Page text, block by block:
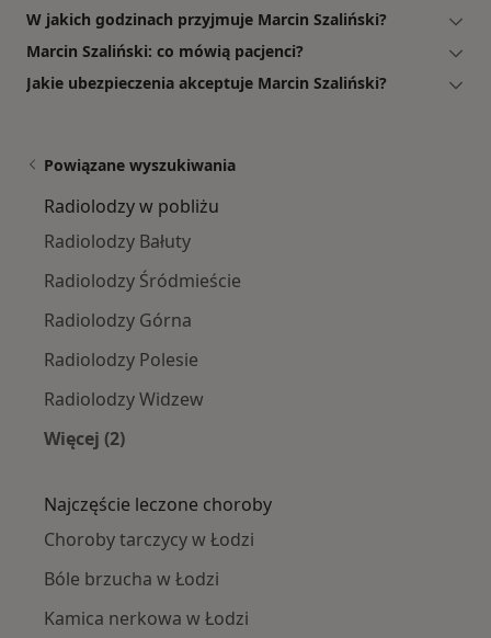
W jakich godzinach przyjmuje Marcin Szaliński?
Marcin Szaliński: co mówią pacjenci?
Jakie ubezpieczenia akceptuje Marcin Szaliński?
Powiązane wyszukiwania
Radiolodzy w pobliżu
Radiolodzy Bałuty
Radiolodzy Śródmieście
Radiolodzy Górna
Radiolodzy Polesie
Radiolodzy Widzew
Więcej (2)
Najczęście leczone choroby
Choroby tarczycy w Łodzi
Bóle brzucha w Łodzi
Kamica nerkowa w Łodzi